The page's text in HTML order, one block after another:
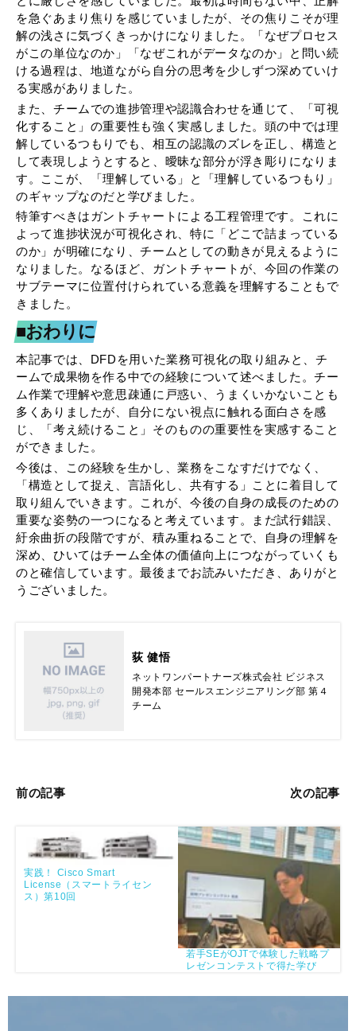
を急ぐあまり焦りを感じていましたが、その焦りこそが理
解の浅さに気づくきっかけになりました。「なぜプロセス
がこの単位なのか」「なぜこれがデータなのか」と問い続
ける過程は、地道ながら自分の思考を少しずつ深めていけ
る実感がありました。
また、チームでの進捗管理や認識合わせを通じて、「可視
化すること」の重要性も強く実感しました。頭の中では理
解しているつもりでも、相互の認識のズレを正し、構造と
して表現しようとすると、曖昧な部分が浮き彫りになりま
す。ここが、「理解している」と「理解しているつもり」
のギャップなのだと学びました。
特筆すべきはガントチャートによる工程管理です。これに
よって進捗状況が可視化され、特に「どこで詰まっている
のか」が明確になり、チームとしての動きが見えるように
なりました。なるほど、ガントチャートが、今回の作業の
サブテーマに位置付けられている意義を理解することもで
きました。
■おわりに
本記事では、DFDを用いた業務可視化の取り組みと、チ
ームで成果物を作る中での経験について述べました。チー
ム作業で理解や意思疎通に戸惑い、うまくいかないことも
多くありましたが、自分にない視点に触れる面白さを感
じ、「考え続けること」そのものの重要性を実感すること
ができました。
今後は、この経験を生かし、業務をこなすだけでなく、
「構造として捉え、言語化し、共有する」ことに着目して
取り組んでいきます。これが、今後の自身の成長のための
重要な姿勢の一つになると考えています。まだ試行錯誤、
紆余曲折の段階ですが、積み重ねることで、自身の理解を
深め、ひいてはチーム全体の価値向上につながっていくも
のと確信しています。最後までお読みいただき、ありがと
うございました。
荻 健悟
ネットワンパートナーズ株式会社 ビジネス
開発本部 セールスエンジニアリング部 第４
チーム
前の記事
実践！ Cisco Smart
License（スマートライセン
ス）第10回
次の記事
若手SEがOJTで体験した戦略プ
レゼンコンテストで得た学び​